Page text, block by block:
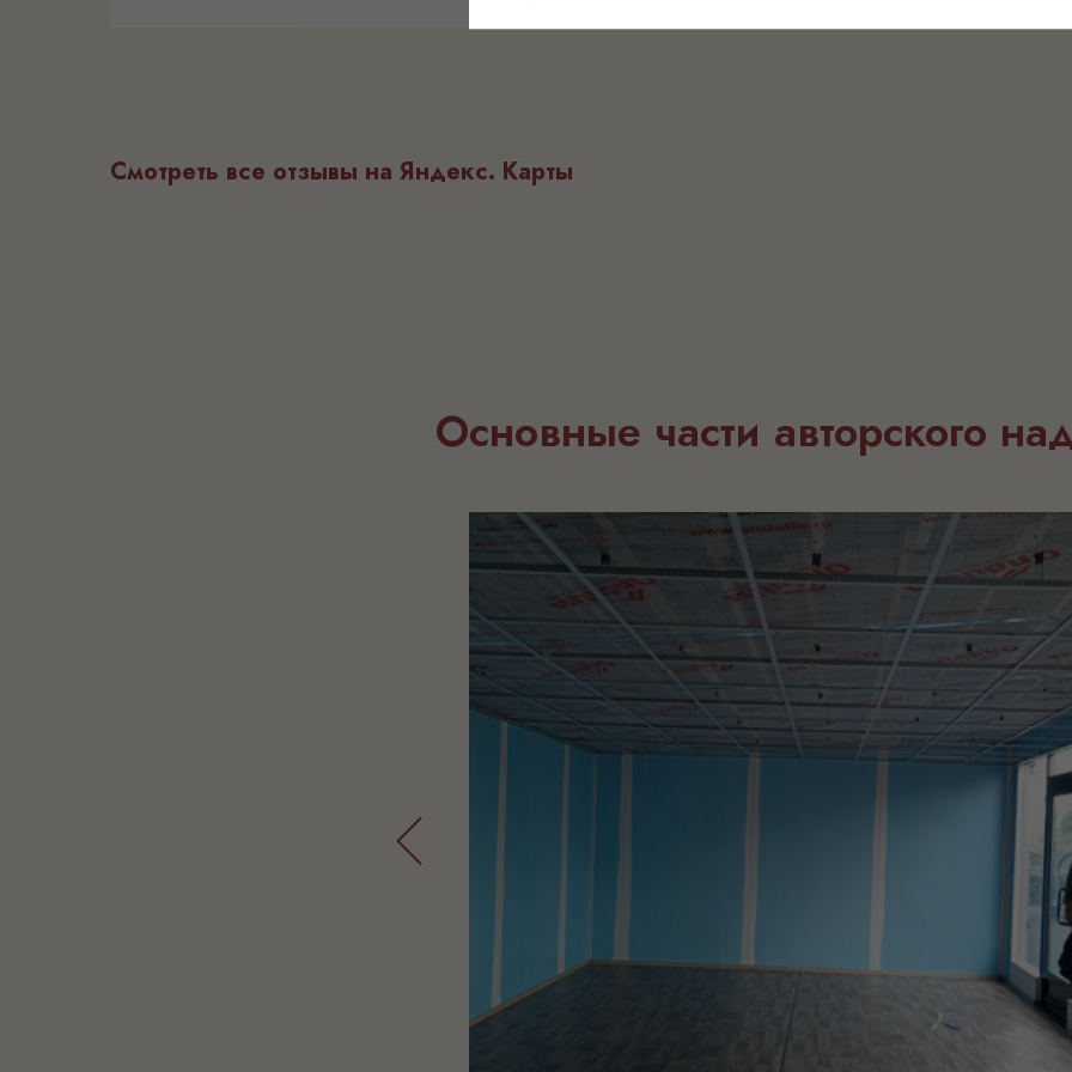
Смотреть все отзывы на Яндекс. Карты
Основные части авторского